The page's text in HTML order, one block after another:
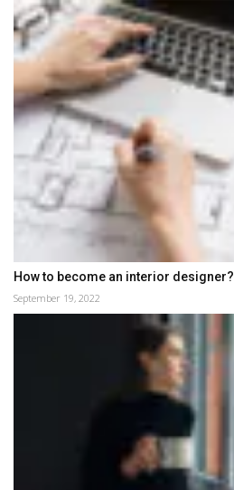
How to become an interior designer?
September 19, 2022